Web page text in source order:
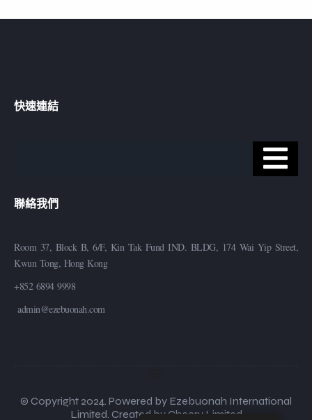
快速連結
聯絡我們
Room 37, Block B, 6/F, Kin Tak Fund IND. BLDG, 174 Wai Yip Street,
Kwun Tong, Hong Kong
+852 6894 9998
admin@ezebuonah.com
© Copyright 2024. Powered by Ezebuonah International
Limited. Created by Cheery Limited